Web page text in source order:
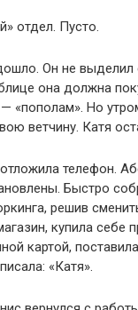
отдел. Пусто.
Он не выделил
она должна
«пополам». Но
ветчину. Катя
телефон.
Быстро
решив
купила себе
картой,
«Катя».